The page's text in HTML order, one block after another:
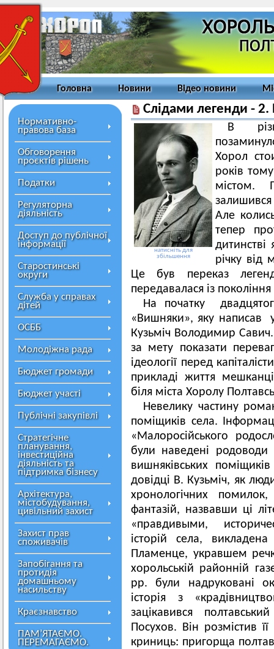
Головна Новини Відео новини
Нормативно-
правова база
Обговорення
проєктів рішень
Податки
Регуляторна
діяльність
Доступ до публічної
інформації
Старостинські
округи
Служба у справах
дітей
ОСББ
Молодіжна рада
Бюджет громади
Бюджет участі
Публічні закупівлі
Стратегічне
планування,
інвестиційна
діяльність та
підтримка бізнесу
Архітектура,
містобудування,
цивільний захист
Захист прав
споживачів
Запобігання та
протидія
домашньому
насильству
Краєзнавство
ПАМ’ЯТАЄМО.
ПЕРЕМАГАЄМО.
Слідами легенди - 2.
натисніть для
збільшення
В
Хорол
років
містом.
Але
тепер
дитинстві
річку від
Це був переказ
передавалася із
На початку
«Вишняки», яку написав
Кузьміч Володимир
за мету показати
ідеології перед
прикладі життя
біля міста Хоролу
Невелику частину
поміщиків села.
«Малоросійського
були наведені родоводи
вишняківських
довідці В. Кузьміч, як
хронологічних
фантазій, назвавши ці
«правдивыми,
історій села,
Пламенце, укравшем
хорольській районній
рр. були надруковані
історія з
зацікавився
Посухов. Він розмістив
криниць: пригорща